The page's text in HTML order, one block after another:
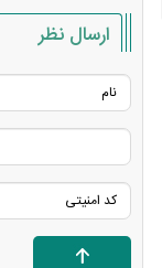
ارسال نظر